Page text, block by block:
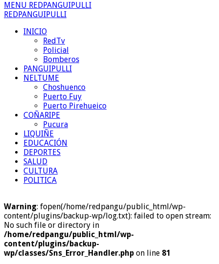
MENU REDPANGUIPULLI
REDPANGUIPULLI
INICIO
RedTv
Policial
Bomberos
PANGUIPULLI
NELTUME
Choshuenco
Puerto Fuy
Puerto Pirehueico
COÑARIPE
Pucura
LIQUIÑE
EDUCACIÓN
DEPORTES
SALUD
CULTURA
POLITICA
Warning: fopen(/home/redpangu/public_html/wp-
content/plugins/backup-wp/log.txt): failed to open stream:
No such file or directory in
/home/redpangu/public_html/wp-
content/plugins/backup-
wp/classes/Sns_Error_Handler.php on line 81